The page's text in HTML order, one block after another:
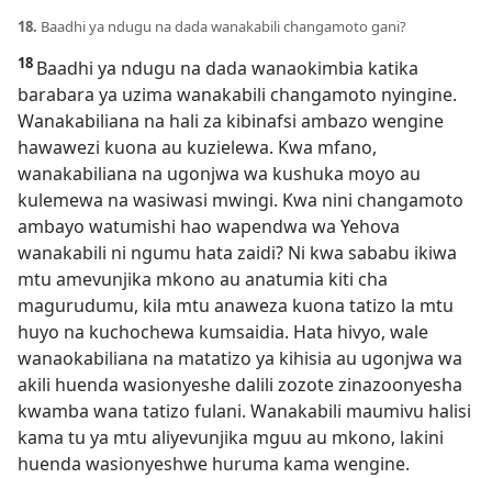
18. Baadhi ya ndugu na dada wanakabili changamoto gani?
18 Baadhi ya ndugu na dada wanaokimbia katika
barabara ya uzima wanakabili changamoto nyingine.
Wanakabiliana na hali za kibinafsi ambazo wengine
hawawezi kuona au kuzielewa. Kwa mfano,
wanakabiliana na ugonjwa wa kushuka moyo au
kulemewa na wasiwasi mwingi. Kwa nini changamoto
ambayo watumishi hao wapendwa wa Yehova
wanakabili ni ngumu hata zaidi? Ni kwa sababu ikiwa
mtu amevunjika mkono au anatumia kiti cha
magurudumu, kila mtu anaweza kuona tatizo la mtu
huyo na kuchochewa kumsaidia. Hata hivyo, wale
wanaokabiliana na matatizo ya kihisia au ugonjwa wa
akili huenda wasionyeshe dalili zozote zinazoonyesha
kwamba wana tatizo fulani. Wanakabili maumivu halisi
kama tu ya mtu aliyevunjika mguu au mkono, lakini
huenda wasionyeshwe huruma kama wengine.